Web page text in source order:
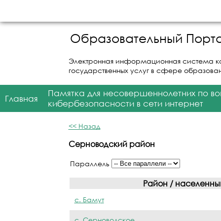
Образовательный
Электронная информационная система
государственных услуг в сфере
Главная
Памятка для несовершеннолетних по
кибербезопасности в сети интернет
<< Назад
Серноводский район
Параллель
Район /
с. Бамут